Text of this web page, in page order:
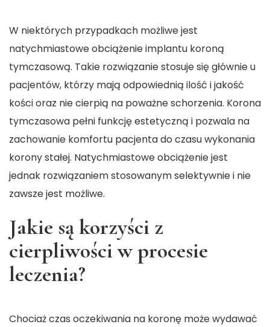
W niektórych przypadkach możliwe jest
natychmiastowe obciążenie implantu koroną
tymczasową. Takie rozwiązanie stosuje się głównie u
pacjentów, którzy mają odpowiednią ilość i jakość
kości oraz nie cierpią na poważne schorzenia. Korona
tymczasowa pełni funkcję estetyczną i pozwala na
zachowanie komfortu pacjenta do czasu wykonania
korony stałej. Natychmiastowe obciążenie jest
jednak rozwiązaniem stosowanym selektywnie i nie
zawsze jest możliwe.
Jakie są korzyści z
cierpliwości w procesie
leczenia?
Chociaż czas oczekiwania na koronę może wydawać